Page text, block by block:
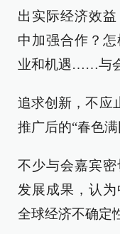
出实际经济效
中加强合作？
业和机遇……与
追求创新，不应
推广后的“春色满
不少与会嘉宾
发展成果，认
全球经济不确定